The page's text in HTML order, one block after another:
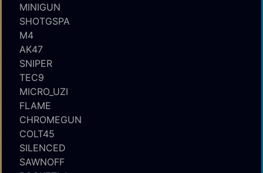
MINIGUN
SHOTGSPA
M4
AK47
SNIPER
TEC9
MICRO_UZI
FLAME
CHROMEGUN
COLT45
SILENCED
SAWNOFF